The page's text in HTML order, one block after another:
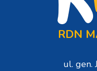
RDN
ul. gen.